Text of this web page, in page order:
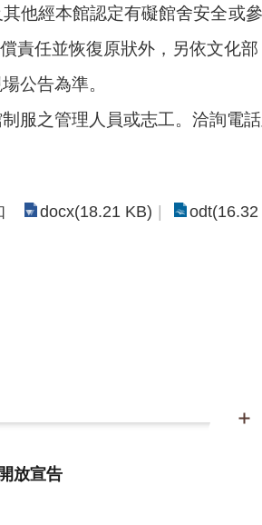
他經本館認定有礙館舍安全或
責任並恢復原狀外，另依文化
公告為準。
服之管理人員或志工。洽詢電話
docx(18.21 KB) odt(16.32
放宣告